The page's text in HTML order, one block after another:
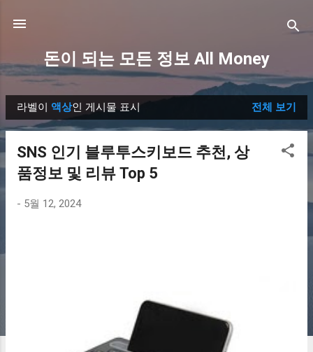
돈이 되는 모든 정보 All Money
글
라벨이 액상인 게시물 표시 전체 보기
SNS 인기 블루투스키보드 추천, 상
품정보 및 리뷰 Top 5
- 5월 12, 2024